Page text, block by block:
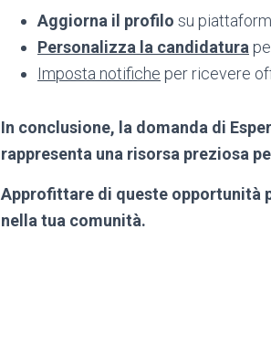
Aggiorna il profilo su
Personalizza la candidatura
Imposta notifiche per ricevere
In conclusione, la domanda di
rappresenta una risorsa preziosa
Approfittare di queste opportunità
nella tua comunità.